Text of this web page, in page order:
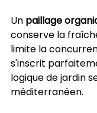
Un paillage
conserve la
limite la
s'inscrit
logique de jardin
méditerranéen.